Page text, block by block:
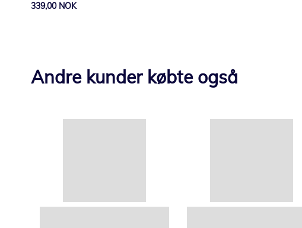
339,00 NOK
Andre kunder købte også